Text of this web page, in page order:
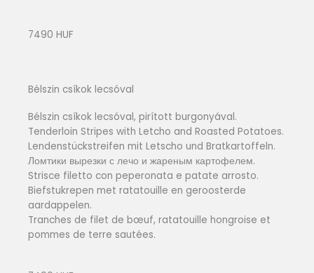
7490 HUF
Bélszin csíkok lecsóval
Bélszin csíkok lecsóval, pirított burgonyával.
Tenderloin Stripes with Letcho and Roasted Potatoes.
Lendenstückstreifen mit Letscho und Bratkartoffeln.
Ломтики вырезки с лечо и жареным картофелем.
Strisce filetto con peperonata e patate arrosto.
Biefstukrepen met ratatouille en geroosterde
aardappelen.
Tranches de filet de bœuf, ratatouille hongroise et
pommes de terre sautées.